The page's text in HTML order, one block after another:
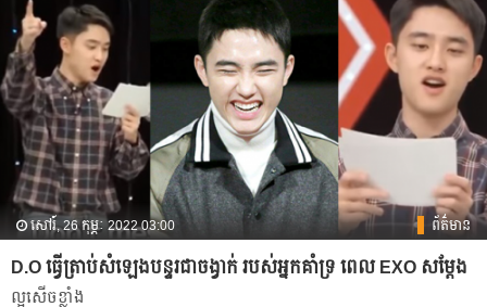
សៅរ៍, 26 កុម្ភៈ 2022 03:00 ព័ត៌មាន
D.O ធ្វើ​ត្រាប់សំឡេងបន្ទរជាចង្វាក់ របស់អ្នកគាំទ្រ​ ពេល​ EXO សម្ដែង
ល្អសើចខ្លាំង